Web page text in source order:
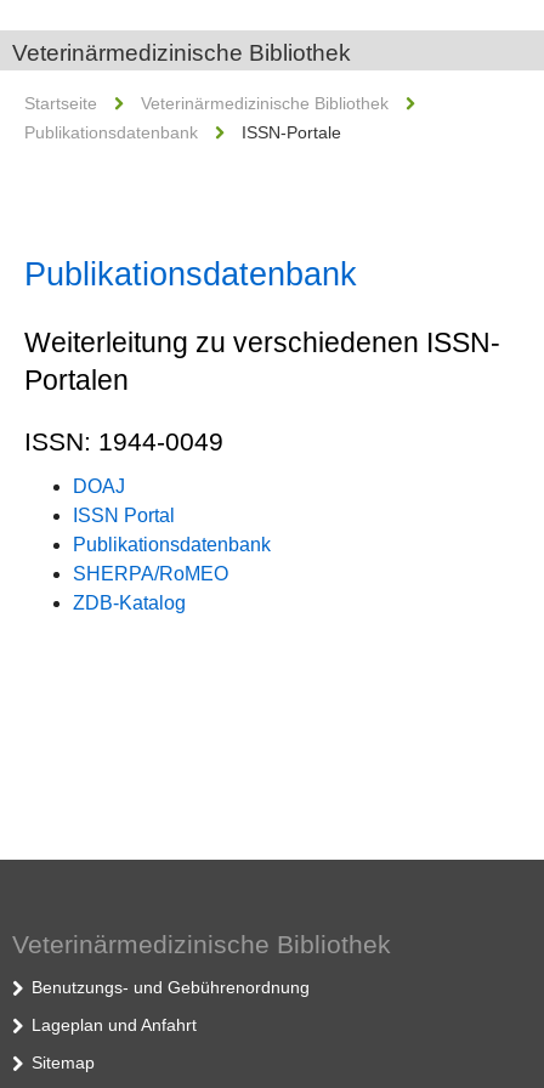
Veterinärmedizinische Bibliothek
Startseite
Veterinärmedizinische Bibliothek
Publikationsdatenbank
ISSN-Portale
Publikationsdatenbank
Weiterleitung zu verschiedenen ISSN-
Portalen
ISSN: 1944-0049
DOAJ
ISSN Portal
Publikationsdatenbank
SHERPA/RoMEO
ZDB-Katalog
Veterinärmedizinische Bibliothek
Benutzungs- und Gebührenordnung
Lageplan und Anfahrt
Sitemap